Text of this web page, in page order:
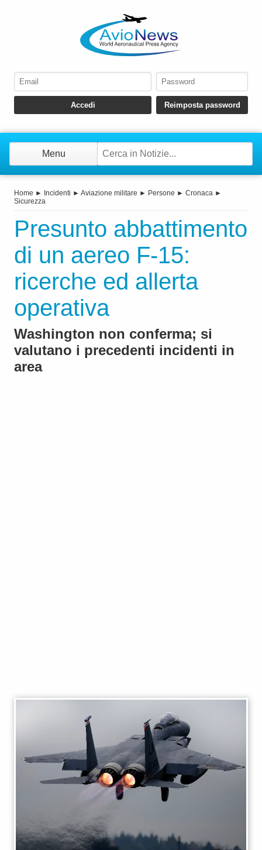
Menu
Home ► Incidenti ► Aviazione militare ► Persone ► Cronaca ►
Sicurezza
Presunto abbattimento
di un aereo F‑15:
ricerche ed allerta
operativa
Washington non conferma; si
valutano i precedenti incidenti in
area